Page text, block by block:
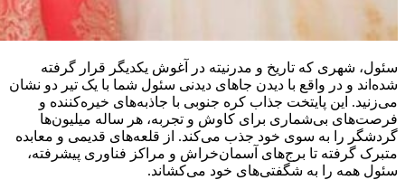
سئول، شهری که تاریخ و مدرنیته در آغوش یکدیگر قرار گرفته
شده‌اند و در واقع با دیدن جاهای دیدنی سئول شما با یک تیر دو نشان
می‌زنید. این پایتخت جذاب کره جنوبی با جاذبه‌های خیره‌کننده و
فرصت‌های بی‌شماری برای کاوش و تجربه، هر ساله میلیون‌ها
گردشگر را به سوی خود جذب می‌کند. از قلعه‌های قدیمی و معابده
متبرک گرفته تا برج‌های آسمان‌خراش و مراکز فناوری پیشرفته،
سئول همه را به شگفتی‌های خود می‌کشاند.